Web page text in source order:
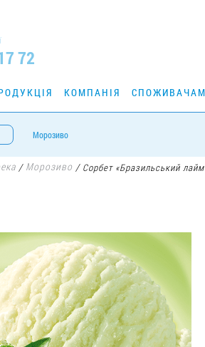
72
КОМПАНІЯ СПОЖИВАЧАМ
Морозиво
/ Морозиво /Сорбет «Бразильський